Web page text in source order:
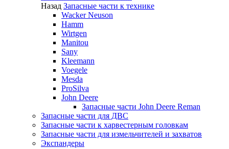
Назад Запасные части к технике
Wacker Neuson
Hamm
Wirtgen
Manitou
Sany
Kleemann
Voegele
Mesda
ProSilva
John Deere
Запасные части John Deere Reman
Запасные части для ДВС
Запасные части к харвестерным головкам
Запасные части для измельчителей и захватов
Экспандеры